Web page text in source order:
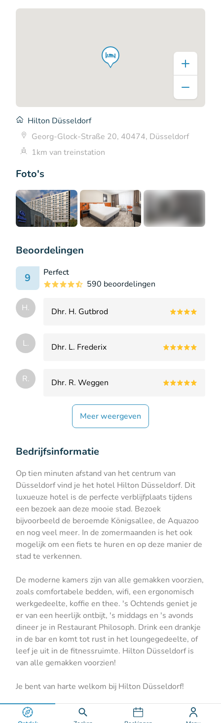
Foto's
Beoordelingen
9
Perfect
590 beoordelingen
H. Dhr. H. Gutbrod
L. Dhr. L. Frederix
R. Dhr. R. Weggen
Meer weergeven
Hilton Düsseldorf
Georg-Glock-Straße 20, 40474, Düsseldorf
1km van treinstation
Bedrijfsinformatie
Op tien minuten afstand van het centrum van
Düsseldorf vind je het hotel Hilton Düsseldorf. Dit
luxueuze hotel is de perfecte verblijfplaats tijdens
een bezoek aan deze mooie stad. Bezoek
bijvoorbeeld de beroemde Königsallee, de Aquazoo
en nog veel meer. In de zomermaanden is het ook
mogelijk om een fiets te huren en op deze manier de
stad te verkennen.
De moderne kamers zijn van alle gemakken voorzien,
zoals comfortabele bedden, wifi, een ergonomisch
werkgedeelte, koffie en thee. 's Ochtends geniet je
er van een heerlijk ontbijt, 's middags en 's avonds
dineer je in Restaurant Philosoph. Drink een drankje
in de bar en komt tot rust in het loungegedeelte, of
leef je uit in de fitnessruimte. Hilton Düsseldorf is
van alle gemakken voorzien!
Je bent van harte welkom bij Hilton Düsseldorf!